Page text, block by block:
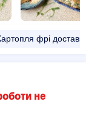
фрі
не